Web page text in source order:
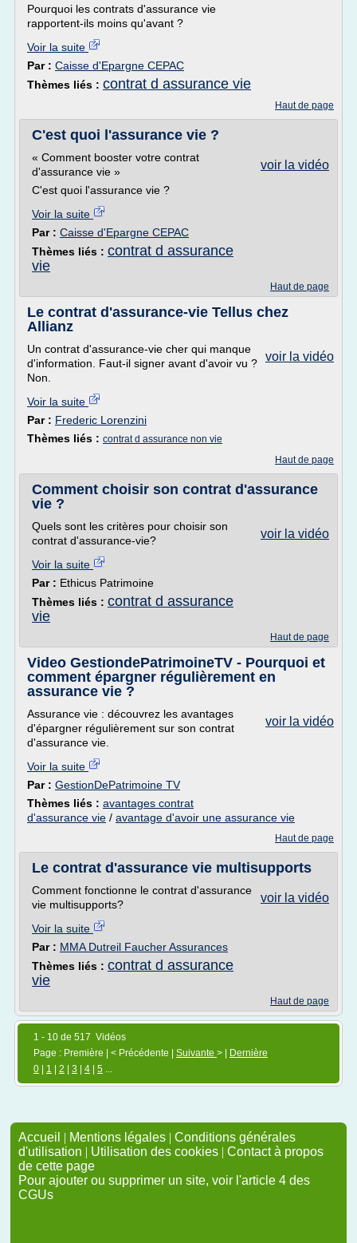
Pourquoi les contrats d'assurance vie
rapportent-ils moins qu'avant ?
Voir la suite
Par : Caisse d'Epargne CEPAC
Thèmes liés : contrat d assurance vie
Haut de page
C'est quoi l'assurance vie ?
voir la vidéo
« Comment booster votre contrat
d'assurance vie »
C'est quoi l'assurance vie ?
Voir la suite
Par : Caisse d'Epargne CEPAC
Thèmes liés : contrat d assurance
vie
Haut de page
Le contrat d'assurance-vie Tellus chez
Allianz
voir la vidéo
Un contrat d'assurance-vie cher qui manque
d'information. Faut-il signer avant d'avoir vu ?
Non.
Voir la suite
Par : Frederic Lorenzini
Thèmes liés : contrat d assurance non vie
Haut de page
Comment choisir son contrat d'assurance
vie ?
voir la vidéo
Quels sont les critères pour choisir son
contrat d'assurance-vie?
Voir la suite
Par : Ethicus Patrimoine
Thèmes liés : contrat d assurance
vie
Haut de page
Video GestiondePatrimoineTV - Pourquoi et
comment épargner régulièrement en
assurance vie ?
voir la vidéo
Assurance vie : découvrez les avantages
d'épargner régulièrement sur son contrat
d'assurance vie.
Voir la suite
Par : GestionDePatrimoine TV
Thèmes liés : avantages contrat
d'assurance vie / avantage d'avoir une assurance vie
Haut de page
Le contrat d'assurance vie multisupports
voir la vidéo
Comment fonctionne le contrat d'assurance
vie multisupports?
Voir la suite
Par : MMA Dutreil Faucher Assurances
Thèmes liés : contrat d assurance
vie
Haut de page
1 - 10 de 517 Vidéos
Page : Première | < Précédente | Suivante > |
Dernière
0
1 2 3 4 5 ...
Accueil | Mentions légales | Conditions générales
d'utilisation | Utilisation des cookies | Contact à propos
de cette page
Pour ajouter ou supprimer un site, voir l'article 4 des
CGUs